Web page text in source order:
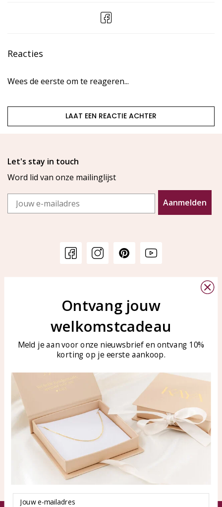
Reacties
Wees de eerste om te reageren...
LAAT EEN REACTIE ACHTER
Let's stay in touch
Word lid van onze mailinglijst
Email
Aanmelden
Veelgestelde vragen
Bellen of WhatsApp Ma-Vr
tussen 09:00-17:00
Tel: 0850003187
klantenservice@kayasierade
Producten
Alle producten
Nieuwe producten
Aanbiedingen
KAYA Sieraden
Over ons
Samenwerken?
Tips en Advies
Duurzaamheid
Ontvang jouw
welkomstcadeau
Meld je aan voor onze nieuwsbrief en ontvang 10%
korting op je eerste aankoop.
Email